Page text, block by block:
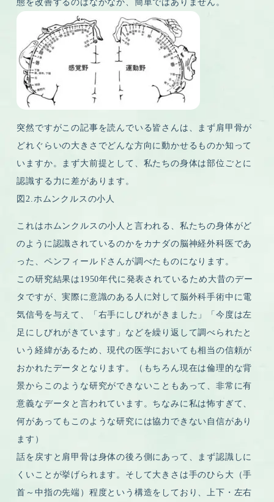
態を改善するのはなかなか、簡単ではありません。
突然ですがこの記事を読んでいる皆さんは、まず肩甲骨が
どれぐらいの大きさでどんな方向に動かせるものか知って
いますか。まず大前提として、私たちの身体は部位ごとに
認識する力に差があります。
図2.ホムンクルスの小人
これはホムンクルスの小人と言われる、私たちの身体がど
のように認識されているのかをカナダの脳神経外科医であ
った、ペンフィールドさんが調べたものになります。
この研究結果は1950年代に発表されているため大昔のデー
タですが、実際に意識のある人に対して脳外科手術中に電
気信号を与えて、「右手にしびれがきました」「今度は左
足にしびれがきています」などを繰り返して調べられたと
いう経緯があるため、現代の医学においても相当の信頼が
おかれたデータとなります。（もちろん現在は倫理的な背
景からこのような研究ができないこともあって、非常に有
意義なデータと言われています。ちなみに私は怖すぎて、
何があってもこのような研究には協力できない自信があり
ます）
話を戻すと肩甲骨は身体の後ろ側にあって、まず認識しに
くいことが挙げられます。そして大きさは手のひら大（手
首～中指の先端）程度という構造をしており、上下・左右